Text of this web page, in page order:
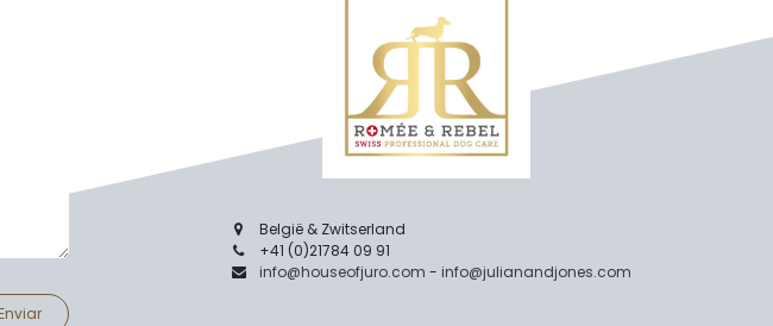
België & Zwitserland
+41 (0)21784 09 91
info@houseofjuro.com - info@julianandjones.com